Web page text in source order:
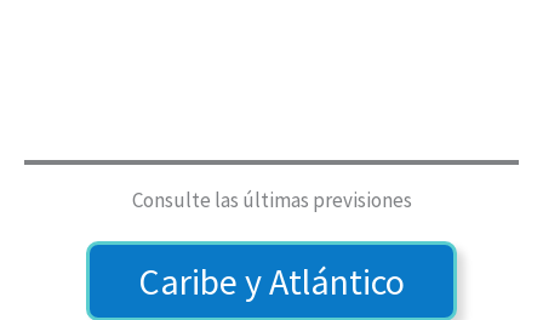
Consulte las últimas previsiones
Caribe y Atlántico